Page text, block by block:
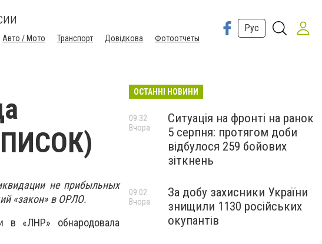
Авто / Мото Транспорт Довідкова Фотоотчеты
Рус
не прибыльных
«закон» в ОРЛО.
в «ЛНР» обнародовала
ОСТАННІ НОВИНИ
Ситуація на фронті на ранок
5 серпня: протягом доби
відбулося 259 бойових
зіткнень
09:32
Вчора
За добу захисники України
знищили 1130 російських
окупантів
09:02
Вчора